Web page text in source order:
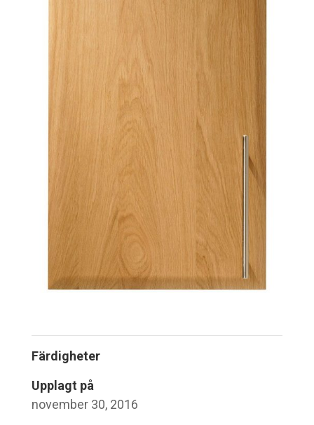
Färdigheter
Upplagt på
november 30, 2016